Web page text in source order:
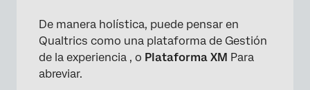
De manera holística, puede pensar en
Qualtrics como una plataforma de Gestión
de la experiencia , o Plataforma XM Para
abreviar.